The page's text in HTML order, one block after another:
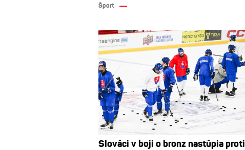
Šport
Slováci v boji o bronz nastúpia proti